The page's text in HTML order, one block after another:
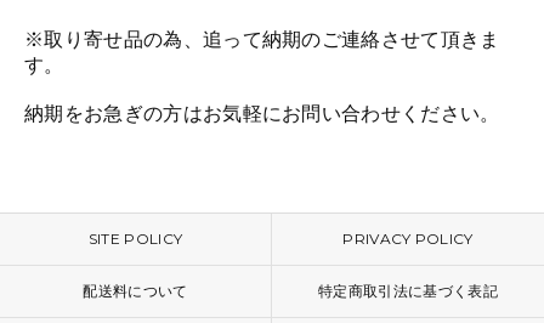
※取り寄せ品の為、追って納期のご連絡させて頂きま
す。
納期をお急ぎの方はお気軽にお問い合わせください。
SITE POLICY PRIVACY POLICY
配送料について 特定商取引法に基づく表記